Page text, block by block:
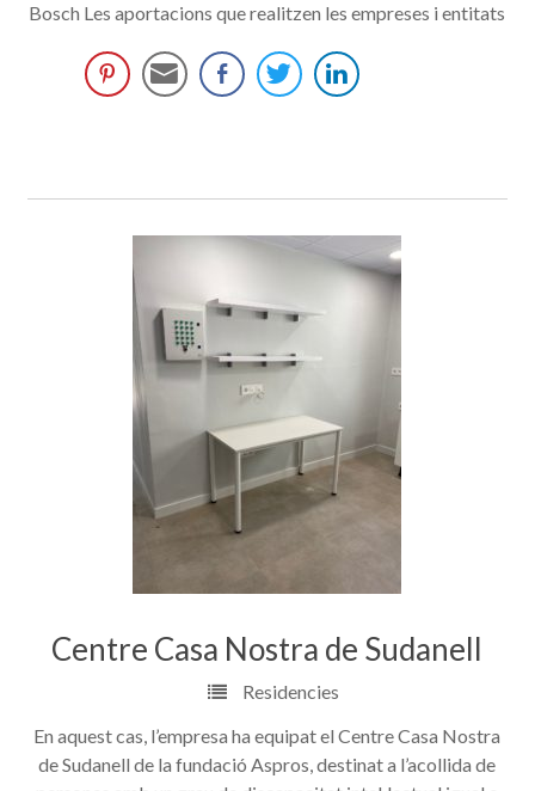
Bosch Les aportacions que realitzen les empreses i entitats
Centre Casa Nostra de Sudanell
Residencies
En aquest cas, l’empresa ha equipat el Centre Casa Nostra
de Sudanell de la fundació Aspros, destinat a l’acollida de